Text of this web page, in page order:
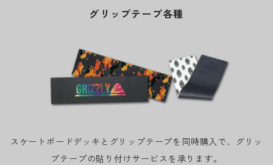
グリップテープ各種
スケートボードデッキとグリップテープを同時購入で、グリッ
プテープの貼り付けサービスを承ります。